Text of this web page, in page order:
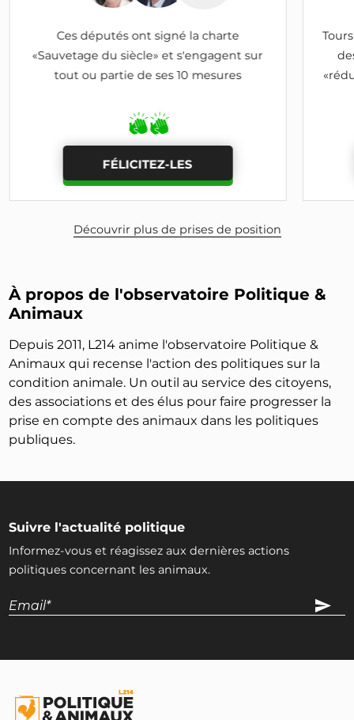
Ces députés ont signé la charte
«Sauvetage du siècle» et s'engagent sur
tout ou partie de ses 10 mesures
FÉLICITEZ-LES
Découvrir plus de prises de position
À propos de l'observatoire Politique &
Animaux
Depuis 2011, L214 anime l'observatoire Politique &
Animaux qui recense l'action des politiques sur la
condition animale. Un outil au service des citoyens,
des associations et des élus pour faire progresser la
prise en compte des animaux dans les politiques
publiques.
Suivre l'actualité politique
Informez-vous et réagissez aux dernières actions
politiques concernant les animaux.